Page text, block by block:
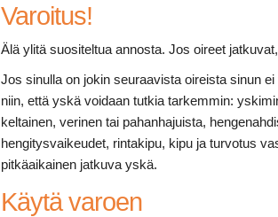
Varoitus!
Älä ylitä suositeltua annosta. Jos oireet
Jos sinulla on jokin seuraavista oireista sinun
niin, että yskä voidaan tutkia tarkemmin:
keltainen, verinen tai pahanhajuista,
hengitysvaikeudet, rintakipu, kipu ja turvotus
pitkäaikainen jatkuva yskä.
Käytä varoen